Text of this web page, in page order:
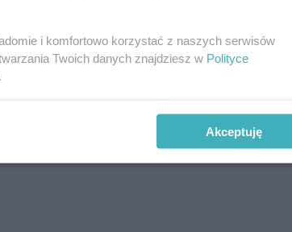
i komfortowo korzystać z naszych serwisów
Twoich danych znajdziesz w Polityce
Akceptuję